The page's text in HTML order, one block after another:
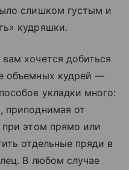
слишком густым и
кудряшки.
хочется добиться
объемных кудрей —
укладки много:
приподнимая от
при этом прямо или
отдельные пряди в
В любом случае